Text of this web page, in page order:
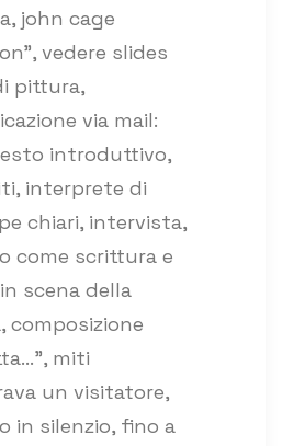
john cage
vedere slides
pittura,
via mail:
introduttivo,
interprete di
chiari, intervista,
come scrittura e
scena della
composizione
miti
un visitatore,
in silenzio, fino a